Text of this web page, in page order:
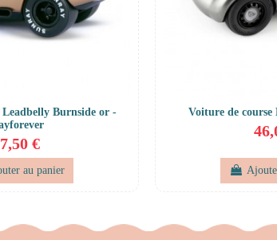
Leadbelly Burnside or -
€
au panier
Voiture de